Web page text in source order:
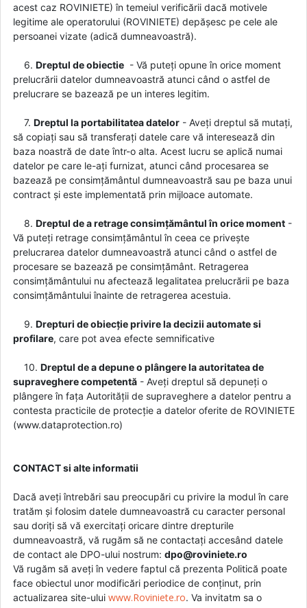
acest caz ROVINIETE) în temeiul verificării dacă motivele
legitime ale operatorului (ROVINIETE) depășesc pe cele ale
persoanei vizate (adică dumneavoastră).
6. Dreptul de obiectie- Vă puteți opune în orice moment
prelucrării datelor dumneavoastră atunci când o astfel de
prelucrare se bazează pe un interes legitim.
7. Dreptul la portabilitatea datelor- Aveți dreptul să mutați,
să copiați sau să transferați datele care vă interesează din
baza noastră de date într-o alta. Acest lucru se aplică numai
datelor pe care le-ați furnizat, atunci când procesarea se
bazează pe consimțământul dumneavoastră sau pe baza unui
contract și este implementată prin mijloace automate.
8. Dreptul de a retrage consimțământul în orice moment-
Vă puteți retrage consimțământul în ceea ce privește
prelucrarea datelor dumneavoastră atunci când o astfel de
procesare se bazează pe consimțământ. Retragerea
consimțământului nu afectează legalitatea prelucrării pe baza
consimțământului înainte de retragerea acestuia.
9. Drepturi de obiecție privire la decizii automate si
profilare, care pot avea efecte semnificative
10. Dreptul de a depune o plângere la autoritatea de
supraveghere competentă- Aveți dreptul să depuneți o
plângere în fața Autorității de supraveghere a datelor pentru a
contesta practicile de protecție a datelor oferite de ROVINIETE
(www.dataprotection.ro)
CONTACT si alte informatii
Dacă aveți întrebări sau preocupări cu privire la modul în care
tratăm și folosim datele dumneavoastră cu caracter personal
sau doriți să vă exercitați oricare dintre drepturile
dumneavoastră, vă rugăm să ne contactați accesând datele
de contact ale DPO-ului nostrum: dpo@roviniete.ro
Vă rugăm să aveți în vedere faptul că prezenta Politică poate
face obiectul unor modificări periodice de conținut, prin
actualizarea site-ului www.Roviniete.ro. Va invitatm sa o